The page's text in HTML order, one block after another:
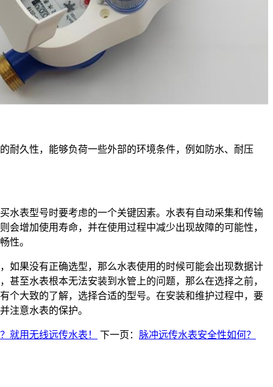
久性，能够负荷一些外部的环境条件，例如防水、耐压
表型号时要考虑的一个关键因素。水表有自动采集和传输
会增加使用寿命，并在使用过程中减少出现故障的可能性，
性。
果没有正确选型，那么水表使用的时候可能会出现数据计
甚至水表根本无法安装到水管上的问题，那么在选择之前，
个大致的了解，选择合适的型号。在安装和维护过程中，要
注意水表的保护。
就用无线远传水表！ 下一页： 脉冲远传水表安全性如何？